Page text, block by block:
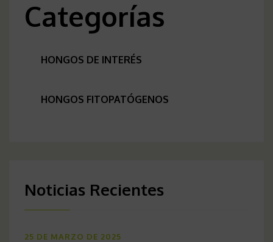
Categorías
HONGOS DE INTERÉS
HONGOS FITOPATÓGENOS
Noticias Recientes
25 DE MARZO DE 2025